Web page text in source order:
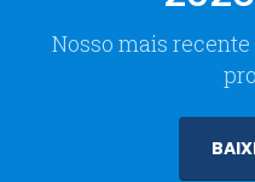
Nosso mais